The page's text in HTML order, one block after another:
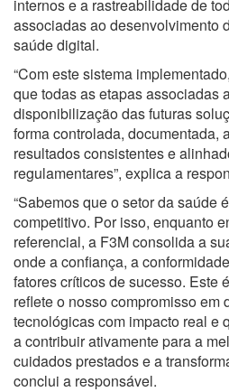
internos e a rastreabilidade de
associadas ao desenvolvimento
saúde digital.
“Com este sistema
que todas as etapas associadas
disponibilização das futuras
forma controlada, documentada,
resultados consistentes e
regulamentares”, explica a
“Sabemos que o setor da saúde
competitivo. Por isso, enquanto
referencial, a F3M consolida a
onde a confiança, a
fatores críticos de sucesso. Este
reflete o nosso compromisso em
tecnológicas com impacto real e
a contribuir ativamente para a
cuidados prestados e a
conclui a responsável.